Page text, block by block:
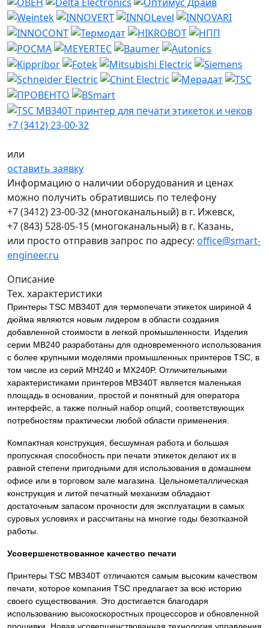
+7 (3412) 23-00-32
или
оставить заявку
Информацию о наличии оборудования и ценах
можно получить обратившись по телефону
+7 (3412) 23-00-32(многоканальный) в г. Ижевск,
+7 (843) 528-05-15(многоканальный) в г. Казань,
или просто отправив запрос по адресу: office@smart-
engineer.ru
Описание
Тех. характеристики
Принтеры TSC MB340T для термопечати этикеток шириной 4
дюйма являются новым лидером в области создания
добавленной стоимости в легкой промышленности. Изделия
серии MB240 разработаны для одновременного использования
с более крупными моделями промышленных принтеров TSC, в
том числе из серий MH240 и MX240P. Отличительными
характеристиками принтеров MB340T является маленькая
площадь в основании, простой и понятный для оператора
интерфейс, а также полный набор опций, соответствующих
потребностям практически любой области применения.
Компактная конструкция, бесшумная работа и большая
пропускная способность при печати этикеток делают их в
равной степени пригодными для использования в домашнем
офисе или в торговом зале магазина. Цельнометаллическая
конструкция и литой печатный механизм обладают
достаточным запасом прочности для эксплуатации в самых
суровых условиях и рассчитаны на многие годы безотказной
работы.
Усовершенствованное качество печати
Принтеры TSC MB340T отличаются самым высоким качеством
печати, которое компания TSC предлагает за всю историю
своего существования. Это достигается благодаря
использованию высокоскоростных процессоров и обновленной
прошивки. Новая усовершенствованная технология управления